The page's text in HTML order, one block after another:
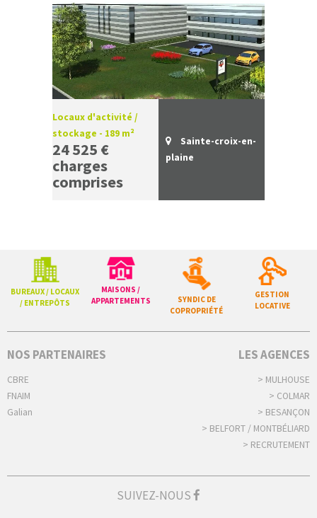
Locaux d'activité /
stockage - 189 m²
24 525 €
charges
comprises
Sainte-croix-en-
plaine
BUREAUX / LOCAUX
/ ENTREPÔTS
MAISONS /
APPARTEMENTS
SYNDIC DE
COPROPRIÉTÉ
GESTION
LOCATIVE
NOS PARTENAIRES
CBRE
FNAIM
Galian
LES AGENCES
> MULHOUSE
> COLMAR
> BESANÇON
> BELFORT / MONTBÉLIARD
> RECRUTEMENT
SUIVEZ-NOUS